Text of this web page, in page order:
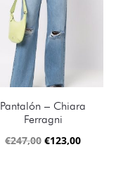
Pantalón – Chiara
Ferragni
€247,00 El
€123,00El